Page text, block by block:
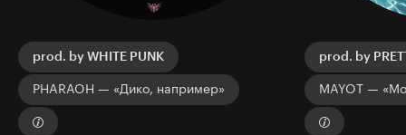
prod. by WHITE PUNK
PHARAOH — «Дико, например»
prod. by
MAYOT —